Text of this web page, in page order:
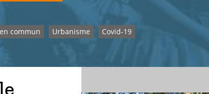
commun Urbanisme
Covid-19